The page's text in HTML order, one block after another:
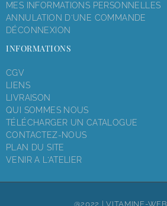
MES INFORMATIONS PERSONNELLES
ANNULATION D'UNE COMMANDE
DÉCONNEXION
INFORMATIONS
CGV
LIENS
LIVRAISON
QUI SOMMES NOUS
TÉLÉCHARGER UN CATALOGUE
CONTACTEZ-NOUS
PLAN DU SITE
VENIR A L'ATELIER
@2022 |VITAMINE-WEB